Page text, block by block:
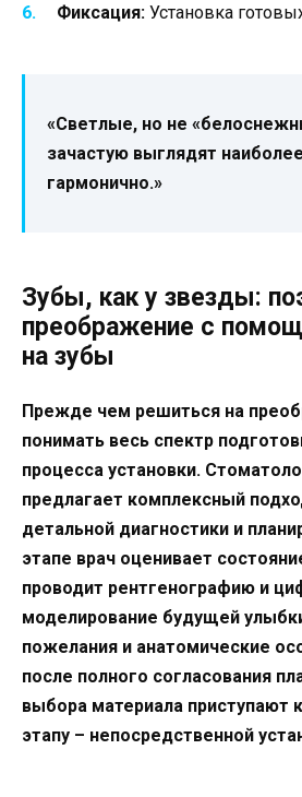
Фиксация: Установка
«Светлые, но не
зачастую выглядят
гармонично.»
Зубы, как у звезды:
преображение с
на зубы
Прежде чем решиться на
понимать весь спектр
процесса установки.
предлагает комплексный
детальной диагностики и
этапе врач оценивает
проводит рентгенографию и
моделирование будущей
пожелания и анатомические
после полного согласования
выбора материала
этапу – непосредственной